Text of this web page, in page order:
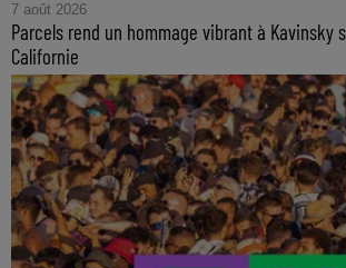
7 août 2026
Parcels rend un hommage vibrant à Kavinsky
Californie